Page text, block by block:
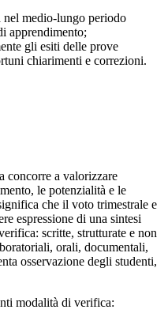
medio-lungo periodo
apprendimento;
gli esiti delle prove
chiarimenti e correzioni.
concorre a valorizzare
le potenzialità e le
che il voto trimestrale e
espressione di una sintesi
scritte, strutturate e non
orali, documentali,
osservazione degli studenti,
modalità di verifica: